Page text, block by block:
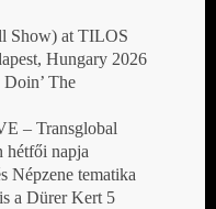
Show) at TILOS
Hungary 2026
The
– Transglobal
hétfői napja
Népzene tematika
a Dürer Kert 5